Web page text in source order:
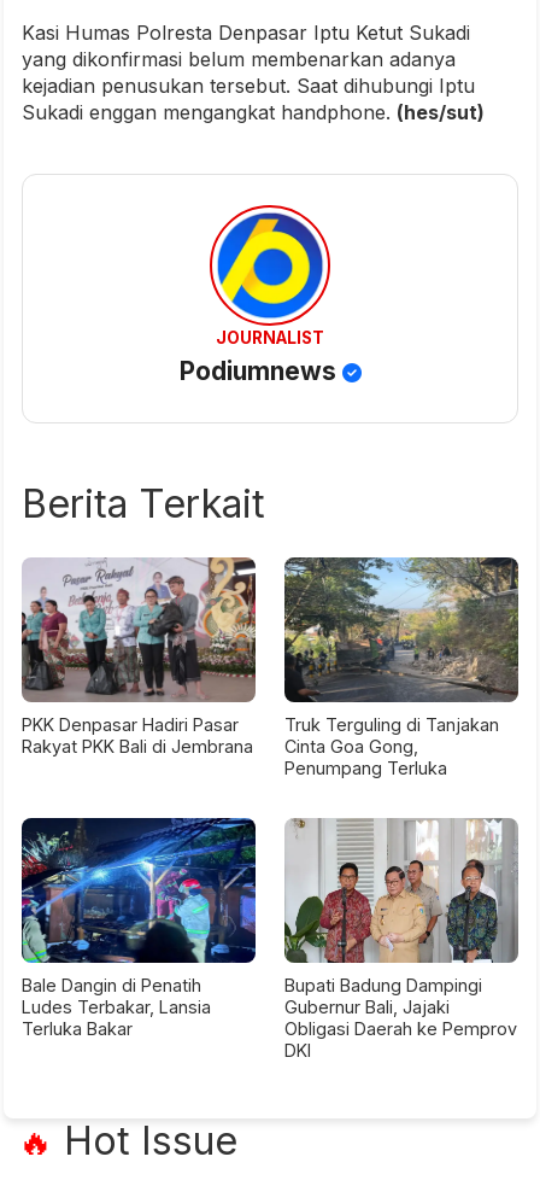
Kasi Humas Polresta Denpasar Iptu Ketut Sukadi
yang dikonfirmasi belum membenarkan adanya
kejadian penusukan tersebut. Saat dihubungi Iptu
Sukadi enggan mengangkat handphone. (hes/sut)
JOURNALIST
Podiumnews
Berita Terkait
PKK Denpasar Hadiri Pasar
Rakyat PKK Bali di Jembrana
Truk Terguling di Tanjakan
Cinta Goa Gong,
Penumpang Terluka
Bale Dangin di Penatih
Ludes Terbakar, Lansia
Terluka Bakar
Bupati Badung Dampingi
Gubernur Bali, Jajaki
Obligasi Daerah ke Pemprov
DKI
🔥 Hot Issue